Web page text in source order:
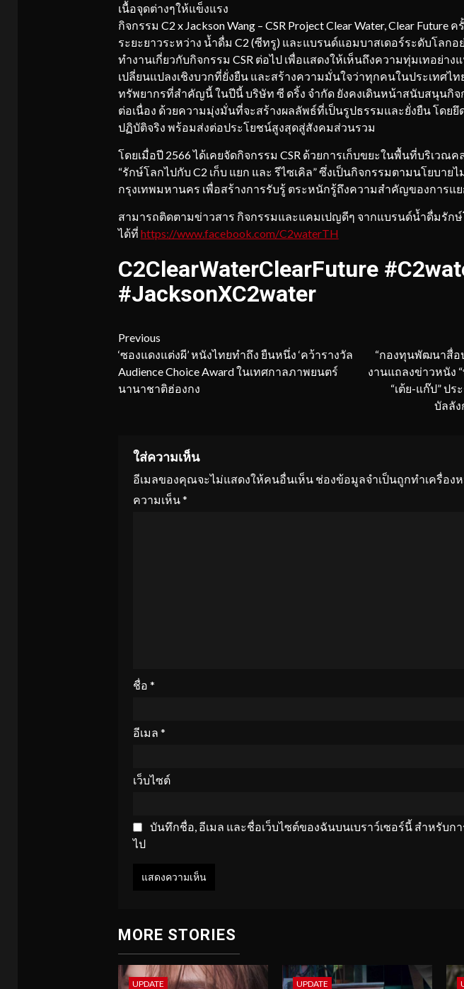
เนื้อจุดต่างๆให้แข็งแรง
กิจกรรม C2 x Jackson Wang – CSR Project Clear Water, Clear
ระยะยาวระหว่าง น้ำดื่ม C2 (ซีทรู) และแบรนด์แอมบาสเดอร์ระดับโลกอ
ทำงานเกี่ยวกับกิจกรรม CSR ต่อไป เพื่อแสดงให้เห็นถึงความทุ่มเทอย่าง
เปลี่ยนแปลงเชิงบวกที่ยั่งยืน และสร้างความมั่นใจว่าทุกคนในประเทศไท
ทรัพยากรที่สำคัญนี้ ในปีนี้ บริษัท ซี ดริ้ง จำกัด ยังคงเดินหน้าสนับสนุนกิ
ต่อเนื่อง ด้วยความมุ่งมั่นที่จะสร้างผลลัพธ์ที่เป็นรูปธรรมและยั่งยืน โดย
ปฏิบัติจริง พร้อมส่งต่อประโยชน์สูงสุดสู่สังคมส่วนรวม
โดยเมื่อปี 2566 ได้เคยจัดกิจกรรม CSR ด้วยการเก็บขยะในพื้นที่บริเวณ
“รักษ์โลกไปกับ C2 เก็บ แยก และ รีไซเคิล” ซึ่งเป็นกิจกรรมตามนโยบาย
กรุงเทพมหานคร เพื่อสร้างการรับรู้ ตระหนักรู้ถึงความสำคัญของการแ
สามารถติดตามข่าวสาร กิจกรรมและแคมเปญดีๆ จากแบรนด์น้ำดื่มรักษ์
ได้ที่ https://www.facebook.com/C2waterTH
C2ClearWaterClearFuture
#JacksonXC2water
Continue
Reading
Previous
‘ซองแดงแต่งผี’ หนังไทยทำถึง ยืนหนึ่ง ‘คว้ารางวัล
Audience Choice Award ในเทศกาลภาพยนตร์
นานาชาติฮ่องกง
“กองทุนพัฒนาสื่อ
งานแถลงข่าวหนัง
“เต้ย-แก๊ป” ป
บัลลัง
ใส่ความเห็น
อีเมลของคุณจะไม่แสดงให้คนอื่นเห็น ช่องข้อมูลจำเป็นถูกทำเครื่อง
ความเห็น*
ชื่อ *
อีเมล *
เว็บไซต์
บันทึกชื่อ, อีเมล และชื่อเว็บไซต์ของฉันบนเบราว์เซอร์นี้ สำหรับก
ไป
MORE STORIES
UPDATE UPDATE